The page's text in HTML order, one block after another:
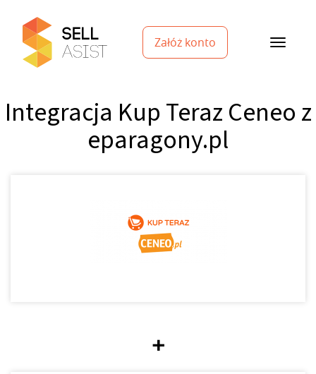
Załóż konto
Integracja Kup Teraz Ceneo z
eparagony.pl
+